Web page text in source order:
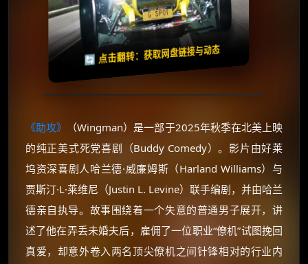
🔄 点击翻转：获取网盘链接与动态
失效请反馈
🧧️
天天领红包
《助攻》
（Wingman）是一部于2025年秋季在北美上映
的纯正美式死党喜剧（Buddy Comedy）。影片由好莱
坞资深喜剧人哈兰德·威廉姆斯（Harland Williams）与
贾斯汀·L·莱维尼（Justin L. Levine）联手编剧，并由哈兰
德亲自执导。故事围绕着一个失意的普通男子展开，讲
述了他在弄丢未婚夫后，雇佣了一位职业“僚机”试图挽回
真爱，却意外卷入两名顶尖僚机之间针锋相对的行业内